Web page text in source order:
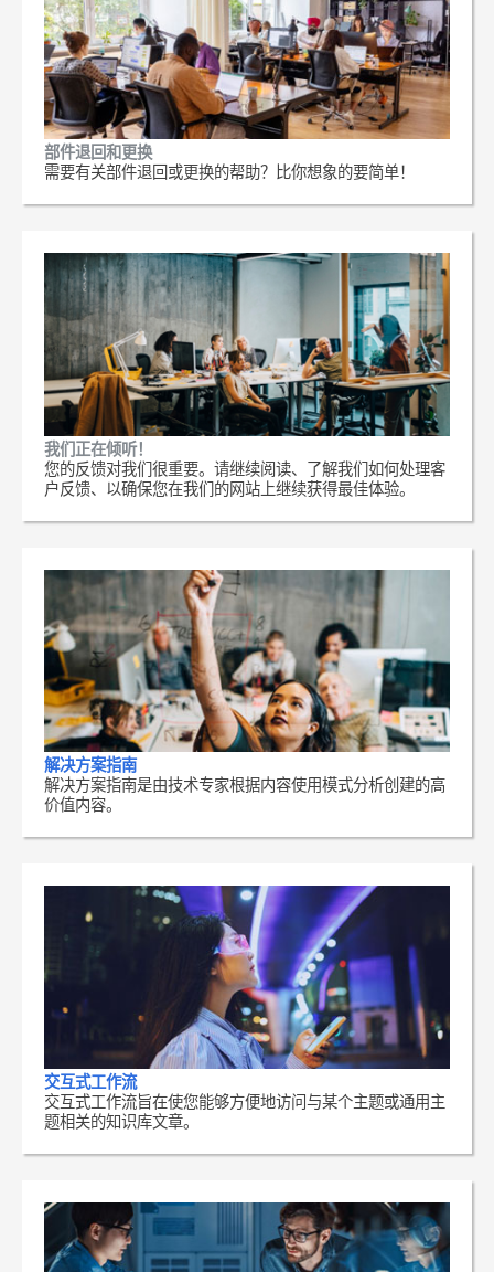
部件退回和更换
需要有关部件退回或更换的帮助？比你想象的要简单！
我们正在倾听！
您的反馈对我们很重要。请继续阅读、了解我们如何处理客
户反馈、以确保您在我们的网站上继续获得最佳体验。
解决方案指南
解决方案指南是由技术专家根据内容使用模式分析创建的高
价值内容。
交互式工作流
交互式工作流旨在使您能够方便地访问与某个主题或通用主
题相关的知识库文章。